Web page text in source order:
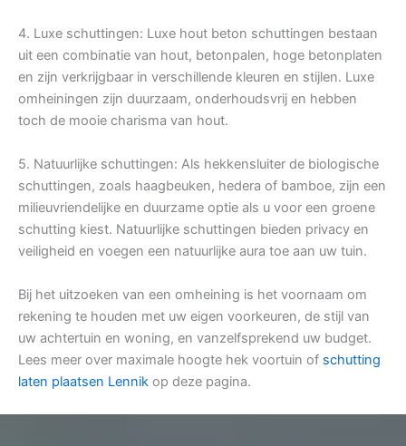
4. Luxe schuttingen: Luxe hout beton schuttingen bestaan
uit een combinatie van hout, betonpalen, hoge betonplaten
en zijn verkrijgbaar in verschillende kleuren en stijlen. Luxe
omheiningen zijn duurzaam, onderhoudsvrij en hebben
toch de mooie charisma van hout.
5. Natuurlijke schuttingen: Als hekkensluiter de biologische
schuttingen, zoals haagbeuken, hedera of bamboe, zijn een
milieuvriendelijke en duurzame optie als u voor een groene
schutting kiest. Natuurlijke schuttingen bieden privacy en
veiligheid en voegen een natuurlijke aura toe aan uw tuin.
Bij het uitzoeken van een omheining is het voornaam om
rekening te houden met uw eigen voorkeuren, de stijl van
uw achtertuin en woning, en vanzelfsprekend uw budget.
Lees meer over maximale hoogte hek voortuin of schutting
laten plaatsen Lennik op deze pagina.